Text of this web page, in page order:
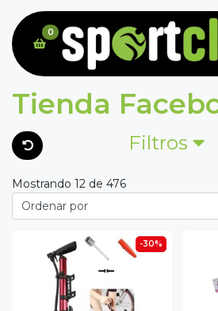
0
Tienda
Filtros
Mostrando 12 de 476
-30%